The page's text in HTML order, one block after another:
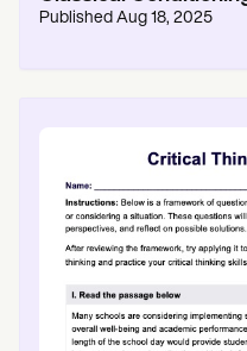
Published Aug 18, 2025